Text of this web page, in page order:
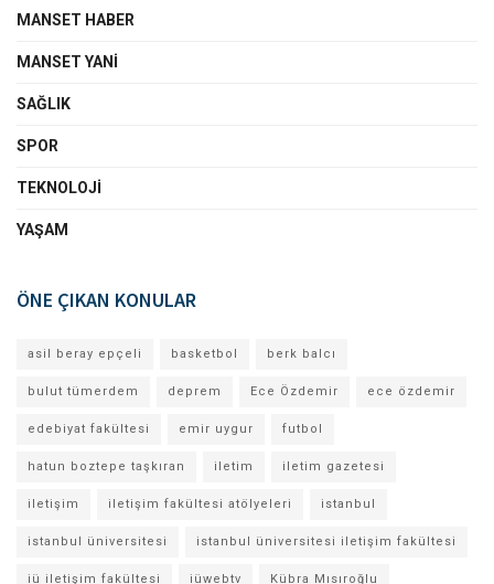
MANSET HABER
MANSET YANI
SAĞLIK
SPOR
TEKNOLOJI
YAŞAM
ÖNE ÇIKAN KONULAR
asil beray epçeli basketbol berk balcı
bulut tümerdem deprem Ece Özdemir ece özdemir
edebiyat fakültesi emir uygur futbol
hatun boztepe taşkıran iletim iletim gazetesi
iletişim iletişim fakültesi atölyeleri istanbul
istanbul üniversitesi istanbul üniversitesi iletişim fakültesi
iü iletişim fakültesi iüwebtv Kübra Mısıroğlu